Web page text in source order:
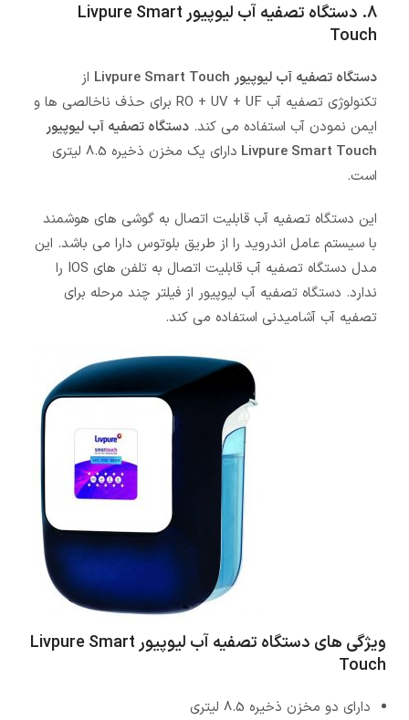
8. دستگاه تصفیه آب لیوپیور Livpure Smart
Touch
دستگاه تصفیه آب لیوپیور Livpure Smart Touch
از
تکنولوژی تصفیه آب RO + UV + UF برای حذف ناخالصی ها و
ایمن نمودن آب استفاده می کند. دستگاه تصفیه آب لیوپیور
Livpure Smart Touch
دارای یک مخزن ذخیره 8.5 لیتری
است.
این دستگاه تصفیه آب قابلیت اتصال به گوشی های هوشمند
با سیستم عامل اندروید را از طریق بلوتوس دارا می باشد. این
مدل دستگاه تصفیه آب قابلیت اتصال به تلفن های IOS را
ندارد. دستگاه تصفیه آب لیوپیور از فیلتر چند مرحله برای
تصفیه آب آشامیدنی استفاده می کند.
ویژگی های
دستگاه تصفیه آب لیوپیور Livpure Smart
Touch
دارای دو مخزن ذخیره 8.5 لیتری